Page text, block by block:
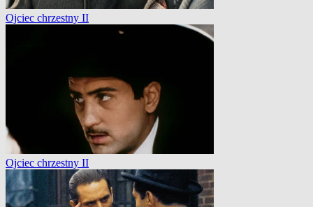
Ojciec chrzestny II
Ojciec chrzestny II